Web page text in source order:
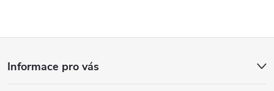
v
ý
Informace pro vás